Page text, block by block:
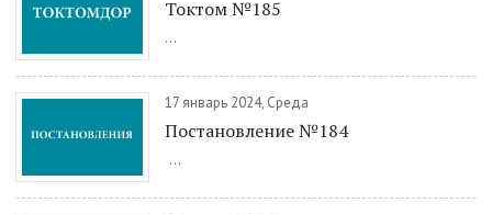
Токтом №185
...
17 январь 2024, Среда
Постановление №184
...